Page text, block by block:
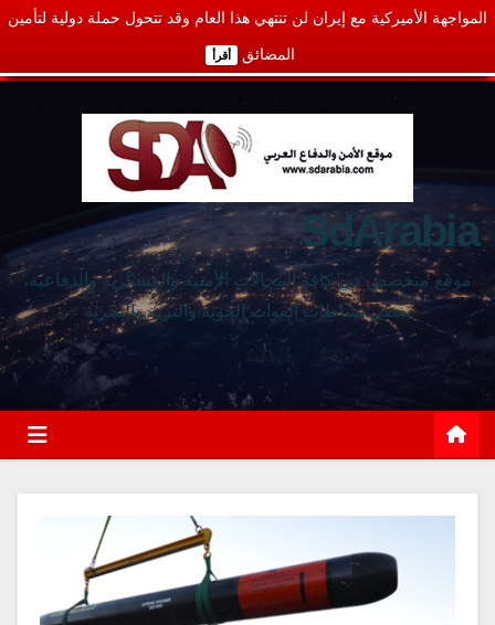
المواجهة الأميركية مع إيران لن تنتهي هذا العام وقد تتحول حملة دولية لتأمين
المضائق أقرأ
SdArabia
موقع متخصص في كافة المجالات الأمنية والعسكرية والدفاعية،
يغطي نشاطات القوات الجوية والبرية والبحرية